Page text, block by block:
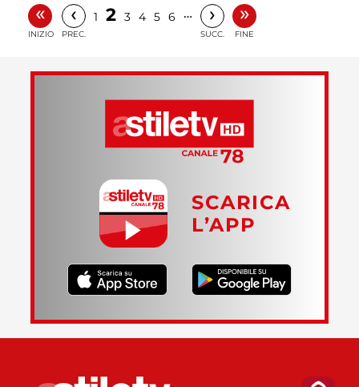
«
INIZIO
‹
PREC.
1 2 3 4 5 6 … ›
SUCC.
»
FINE
SCARICA
L’APP